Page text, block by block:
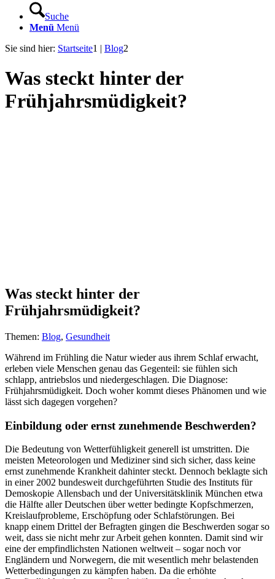
Suche
Menü Menü
Sie sind hier: Startseite1 | Blog2
Was steckt hinter der
Frühjahrsmüdigkeit?
Was steckt hinter der
Frühjahrsmüdigkeit?
Themen: Blog, Gesundheit
Während im Frühling die Natur wieder aus ihrem Schlaf erwacht,
erleben viele Menschen genau das Gegenteil: sie fühlen sich
schlapp, antriebslos und niedergeschlagen. Die Diagnose:
Frühjahrsmüdigkeit. Doch woher kommt dieses Phänomen und wie
lässt sich dagegen vorgehen?
Einbildung oder ernst zunehmende Beschwerden?
Die Bedeutung von Wetterfühligkeit generell ist umstritten. Die
meisten Meteorologen und Mediziner sind sich sicher, dass keine
ernst zunehmende Krankheit dahinter steckt. Dennoch beklagte sich
in einer 2002 bundesweit durchgeführten Studie des Instituts für
Demoskopie Allensbach und der Universitätsklinik München etwa
die Hälfte aller Deutschen über wetter bedingte Kopfschmerzen,
Kreislaufprobleme, Erschöpfung oder Schlafstörungen. Bei
knapp einem Drittel der Befragten gingen die Beschwerden sogar so
weit, dass sie nicht mehr zur Arbeit gehen konnten. Damit sind wir
eine der empfindlichsten Nationen weltweit – sogar noch vor
Engländern und Norwegern, die mit wesentlich mehr belastenden
Wetterbedingungen zu kämpfen haben. Da die erhöhte